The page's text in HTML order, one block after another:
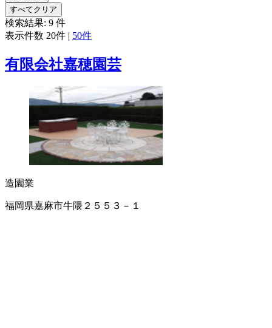
すべてクリア
検索結果: 9 件
表示件数 20件 | 50件
有限会社嘉穂園芸
造園業
福岡県嘉麻市牛隈２５５３－１